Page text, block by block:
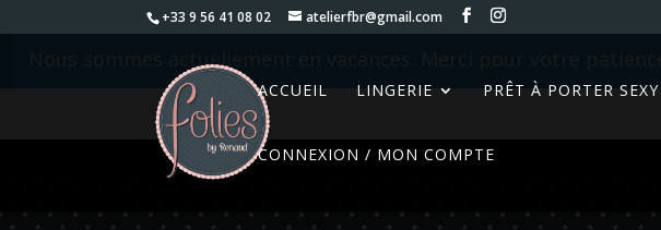
+33 9 56 41 08 02 atelierfbr@gmail.com
ACCUEIL LINGERIE PRÊT À PORTER SEXY
CONNEXION / MON COMPTE
Nous sommes actuellement en vacances. Merci pour votre patience.